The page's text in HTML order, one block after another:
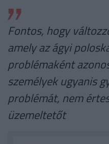
Fontos, hogy
amely az ágyi
problémaként
személyek ugyanis
problémát, nem
üzemeltetőt